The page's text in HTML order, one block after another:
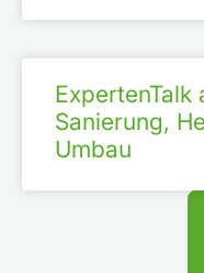
Sanierung,
Umbau